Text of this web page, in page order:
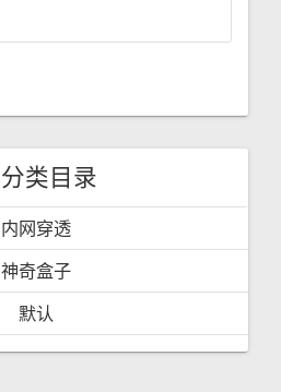
分类目录
内网穿透
神奇盒子
默认